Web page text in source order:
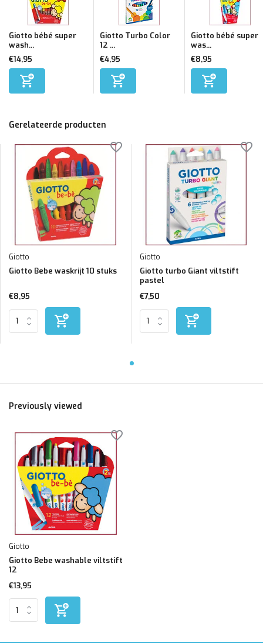
Giotto bébé super
wash...
€14,95
Giotto Turbo Color
12 ...
€4,95
Giotto bébé super
was...
€8,95
Gerelateerde producten
Giotto
Giotto Bebe waskrijt 10 stuks
€8,95
Giotto
Giotto turbo Giant viltstift
pastel
€7,50
Previously viewed
Giotto
Giotto Bebe washable viltstift
12
€13,95